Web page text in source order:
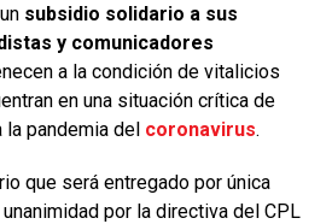
subsidio solidario a sus
y comunicadores
a la condición de vitalicios
en una situación crítica de
pandemia del coronavirus.
que será entregado por única
por la directiva del CPL